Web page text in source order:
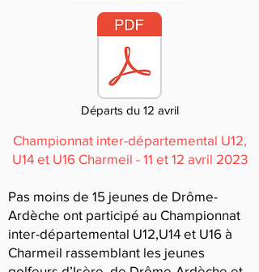
Départs du 12 avril
Championnat inter-départemental U12,
U14 et U16 Charmeil - 11 et 12 avril 2023
Pas moins de 15 jeunes de Drôme-
Ardèche ont participé au Championnat
inter-départemental U12,U14 et U16 à
Charmeil rassemblant les jeunes